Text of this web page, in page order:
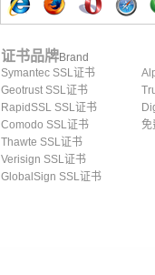
证书品牌Brand
Symantec SSL证书
Geotrust SSL证书
RapidSSL SSL证书
Comodo SSL证书
Thawte SSL证书
Verisign SSL证书
GlobalSign SSL证书